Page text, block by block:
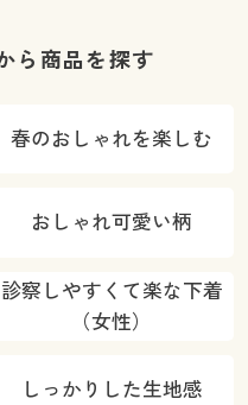
ら商品を探す
春のおしゃれを楽しむ
おしゃれ可愛い柄
診察しやすくて楽な下着
（女性）
しっかりした生地感